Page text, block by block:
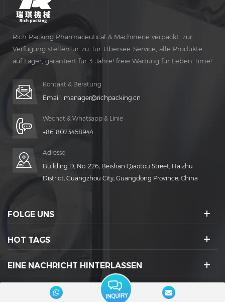
Rich Packing Pharmaceutical & Machinerie verpackt. zur
Verfügung stellenTür-zu-Tür-Übersee-Service, alle Produkte
auf Lager, garantiert für 3 Jahre! freie Wartung für Leben Time!
Kontakt & Beratung
Email : manager@richpacking.cn
Wechat & Whatsapp & Linie
+8618023458944
Adresse
Building D, No. 226, Beishan Qiaotou Street, Haizhu
District, Guangzhou City, Guangdong Province, China
FOLGE UNS
HOT TAGS
EINE NACHRICHT HINTERLASSEN
SOZIALE IKONEN :